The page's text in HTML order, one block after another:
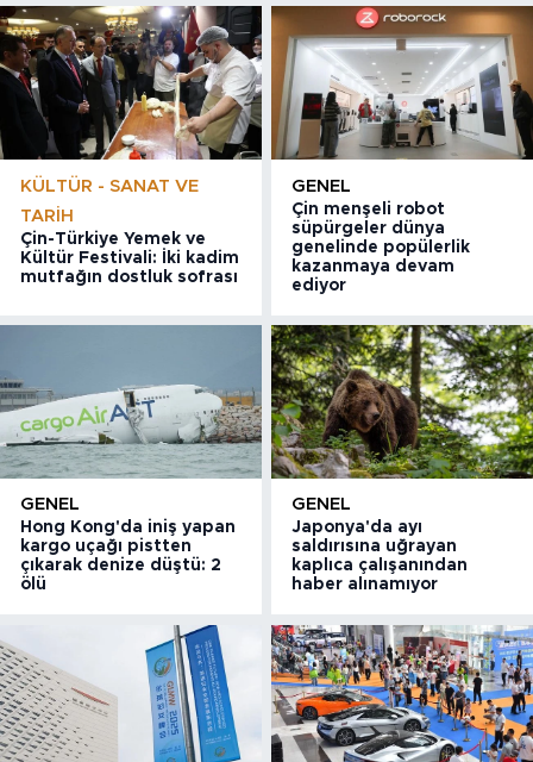
KÜLTÜR - SANAT VE
TARIH
Çin-Türkiye Yemek ve
Kültür Festivali: İki kadim
mutfağın dostluk sofrası
GENEL
Çin menşeli robot
süpürgeler dünya
genelinde popülerlik
kazanmaya devam
ediyor
GENEL
Hong Kong'da iniş yapan
kargo uçağı pistten
çıkarak denize düştü: 2
ölü
GENEL
Japonya'da ayı
saldırısına uğrayan
kaplıca çalışanından
haber alınamıyor